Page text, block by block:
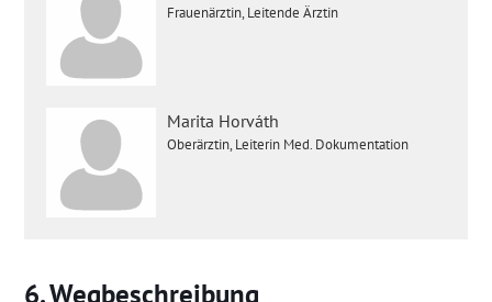
Frauenärztin, Leitende Ärztin
Marita Horváth
Oberärztin, Leiterin Med. Dokumentation
Wegbeschreibung